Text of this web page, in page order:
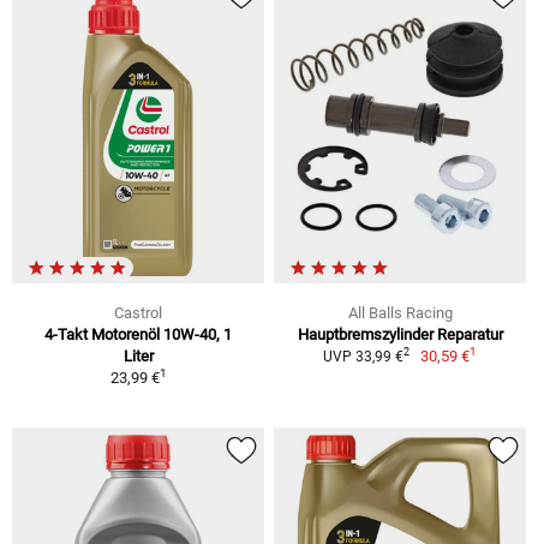
Castrol
4-Takt Motorenöl 10W-40, 1
Liter
23,99 €1
All Balls Racing
Hauptbremszylinder Reparatur
UVP 33,99 €2 30,59 €1